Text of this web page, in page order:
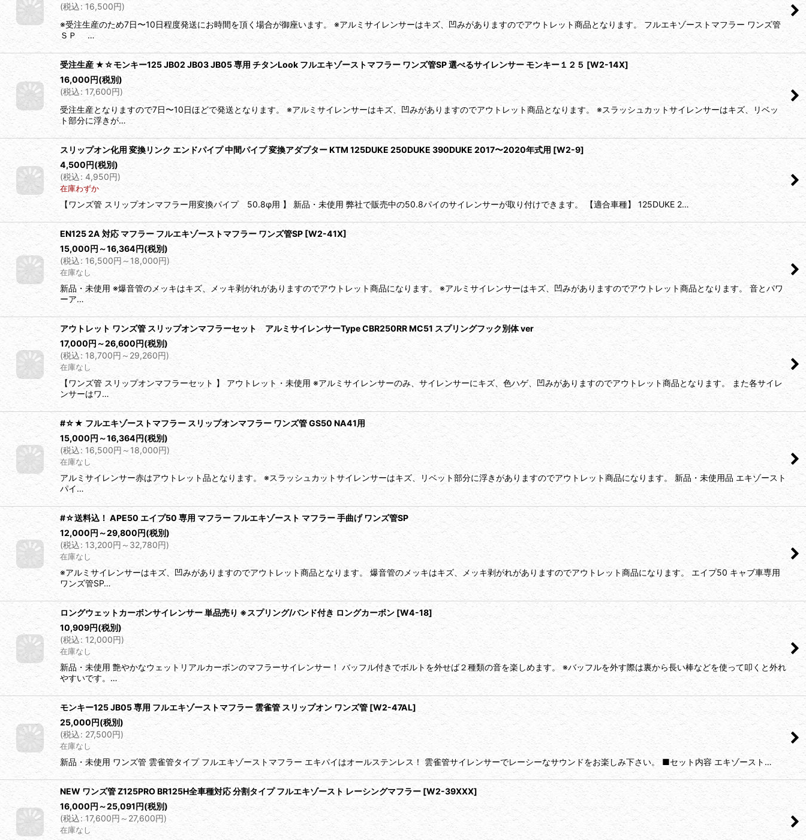
(税込: 16,500円)
※受注生産のため7日〜10日程度発送にお時間を頂く場合が御座います。 ※アルミサイレンサーはキズ、凹みがありますのでアウトレット商品となります。 フルエキゾーストマフラー ワンズ管
ＳＰ …
受注生産 ★☆モンキー125 JB02 JB03 JB05 専用 チタンLook フルエキゾーストマフラー ワンズ管SP 選べるサイレンサー モンキー１２５ [W2-14X]
16,000円(税別)
(税込: 17,600円)
受注生産となりますので7日〜10日ほどで発送となります。 ※アルミサイレンサーはキズ、凹みがありますのでアウトレット商品となります。 ※スラッシュカットサイレンサーはキズ、リベッ
ト部分に浮きが…
スリップオン化用 変換リンク エンドパイプ 中間パイプ 変換アダプター KTM 125DUKE 250DUKE 390DUKE 2017〜2020年式用 [W2-9]
4,500円(税別)
(税込: 4,950円)
在庫わずか
【ワンズ管 スリップオンマフラー用変換パイプ 50.8φ用 】 新品・未使用 弊社で販売中の50.8パイのサイレンサーが取り付けできます。 【適合車種】 125DUKE 2…
EN125 2A 対応 マフラー フルエキゾーストマフラー ワンズ管SP [W2-41X]
15,000円 ～16,364円(税別)
(税込: 16,500円 ～18,000円)
在庫なし
新品・未使用 ※爆音管のメッキはキズ、メッキ剥がれがありますのでアウトレット商品になります。 ※アルミサイレンサーはキズ、凹みがありますのでアウトレット商品となります。 音とパワ
ーア…
アウトレット ワンズ管 スリップオンマフラーセット アルミサイレンサーType CBR250RR MC51 スプリングフック別体 ver
17,000円 ～26,600円(税別)
(税込: 18,700円 ～29,260円)
在庫なし
【ワンズ管 スリップオンマフラーセット 】 アウトレット・未使用 ※アルミサイレンサーのみ、サイレンサーにキズ、色ハゲ、凹みがありますのでアウトレット商品となります。 また各サイレ
ンサーはワ…
#☆★ フルエキゾーストマフラー スリップオンマフラー ワンズ管 GS50 NA41用
15,000円 ～16,364円(税別)
(税込: 16,500円 ～18,000円)
在庫なし
アルミサイレンサー赤はアウトレット品となります。 ※スラッシュカットサイレンサーはキズ、リベット部分に浮きがありますのでアウトレット商品になります。 新品・未使用品 エキゾースト
パイ…
#☆送料込！ APE50 エイプ50 専用 マフラー フルエキゾースト マフラー 手曲げ ワンズ管SP
12,000円 ～29,800円(税別)
(税込: 13,200円 ～32,780円)
在庫なし
※アルミサイレンサーはキズ、凹みがありますのでアウトレット商品となります。 爆音管のメッキはキズ、メッキ剥がれがありますのでアウトレット商品になります。 エイプ50 キャブ車専用
ワンズ管SP…
ロングウェットカーボンサイレンサー 単品売り ※スプリング/バンド付き ロングカーボン [W4-18]
10,909円(税別)
(税込: 12,000円)
在庫なし
新品・未使用 艶やかなウェットリアルカーボンのマフラーサイレンサー！ バッフル付きでボルトを外せば２種類の音を楽しめます。 ※バッフルを外す際は裏から長い棒などを使って叩くと外れ
やすいです。…
モンキー125 JB05 専用 フルエキゾーストマフラー 雲雀管 スリップオン ワンズ管 [W2-47AL]
25,000円(税別)
(税込: 27,500円)
在庫なし
新品・未使用 ワンズ管 雲雀管タイプ フルエキゾーストマフラー エキパイはオールステンレス！ 雲雀管サイレンサーでレーシーなサウンドをお楽しみ下さい。 ■セット内容 エキゾースト…
NEW ワンズ管 Z125PRO BR125H全車種対応 分割タイプ フルエキゾースト レーシングマフラー [W2-39XXX]
16,000円～25,091円(税別)
(税込: 17,600円 ～27,600円)
在庫なし